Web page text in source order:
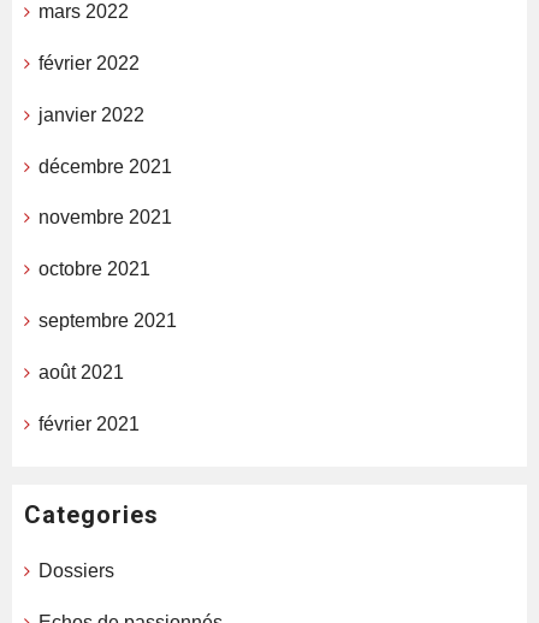
mars 2022
février 2022
janvier 2022
décembre 2021
novembre 2021
octobre 2021
septembre 2021
août 2021
février 2021
Categories
Dossiers